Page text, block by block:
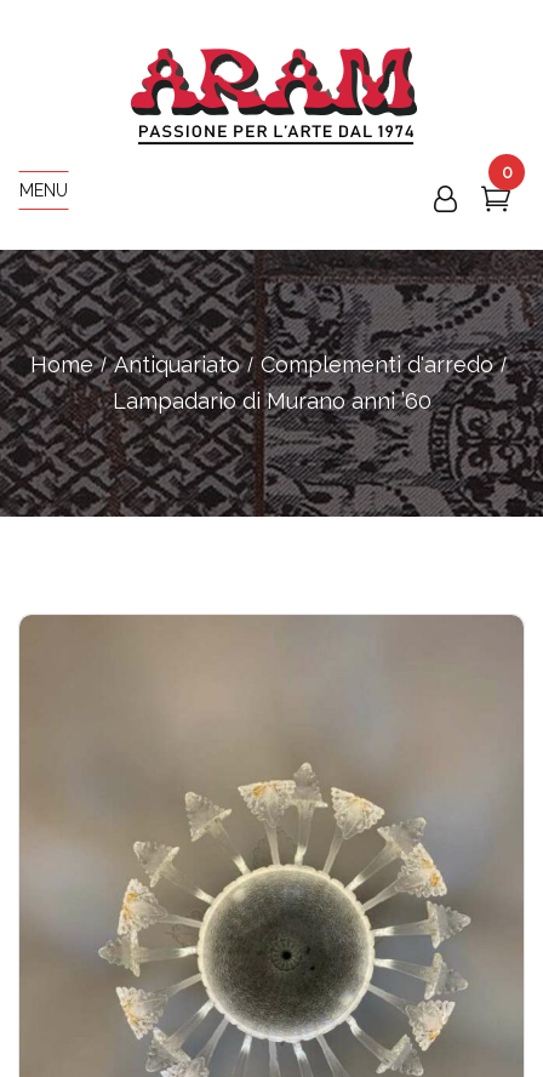
MENU
0
Home Antiquariato
Complementi d'arredo
Lampadario di Murano anni ’60